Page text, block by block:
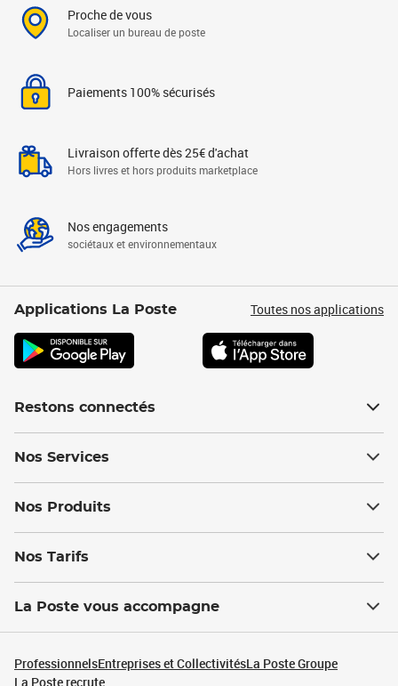
Proche de vous
Localiser un bureau de poste
Paiements 100% sécurisés
Livraison offerte dès 25€ d'achat
Hors livres et hors produits marketplace
Nos engagements
sociétaux et environnementaux
Applications La Poste Toutes nos applications
Restons connectés
Nos Services
Nos Produits
Nos Tarifs
La Poste vous accompagne
ProfessionnelsEntreprises et CollectivitésLa Poste Groupe
La Poste recrute